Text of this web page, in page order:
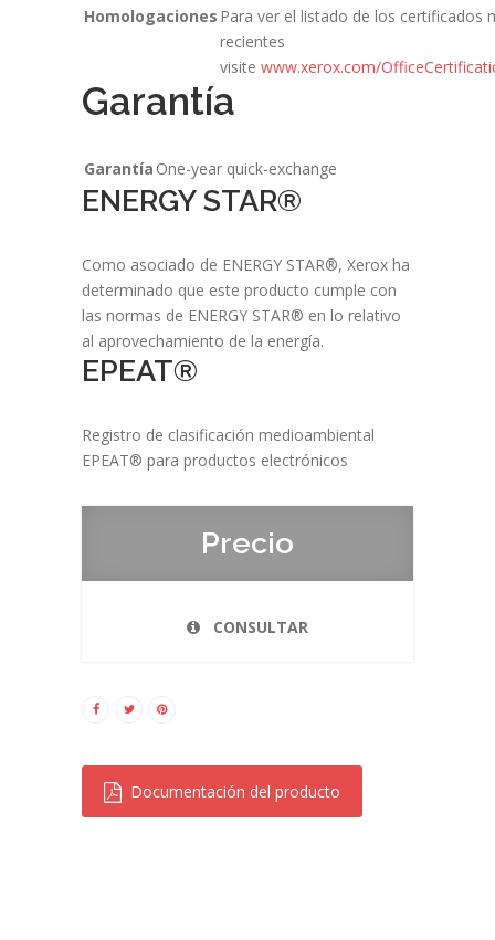
Homologaciones Para ver el listado de los certificados
recientes
visite www.xerox.com/
Garantía
Garantía One-year quick-exchange
ENERGY STAR®
Como asociado de ENERGY STAR®, Xerox ha
determinado que este producto cumple con
las normas de ENERGY STAR® en lo relativo
al aprovechamiento de la energía.
EPEAT®
Registro de clasificación medioambiental
EPEAT® para productos electrónicos
Precio
CONSULTAR
Documentación del producto